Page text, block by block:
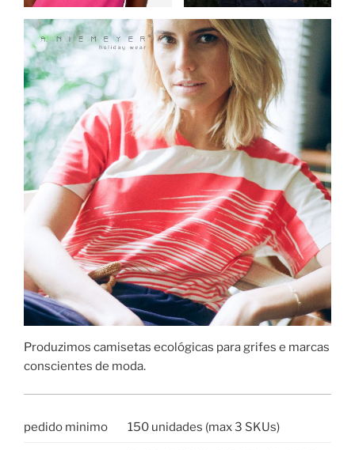
Produzimos camisetas ecológicas para grifes e marcas
conscientes de moda.
pedido minimo 150 unidades (max 3 SKUs)